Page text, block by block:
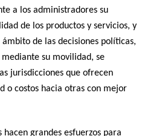
a los administradores su
de los productos y servicios, y
de las decisiones políticas,
su movilidad, se
jurisdicciones que ofrecen
o costos hacia otras con mejor
hacen grandes esfuerzos para